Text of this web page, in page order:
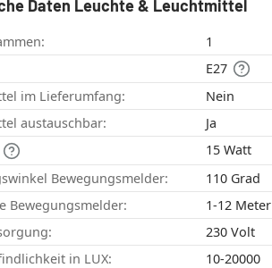
Daten Leuchte & Leuchtmittel
1
E27
im Lieferumfang:
Nein
austauschbar:
Ja
15 Watt
Bewegungsmelder:
110 Grad
Bewegungsmelder:
1-12 Meter
230 Volt
in LUX:
10-20000